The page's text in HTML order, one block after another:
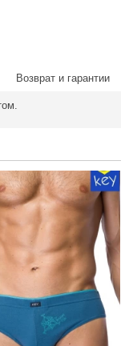
Возврат и гарантии